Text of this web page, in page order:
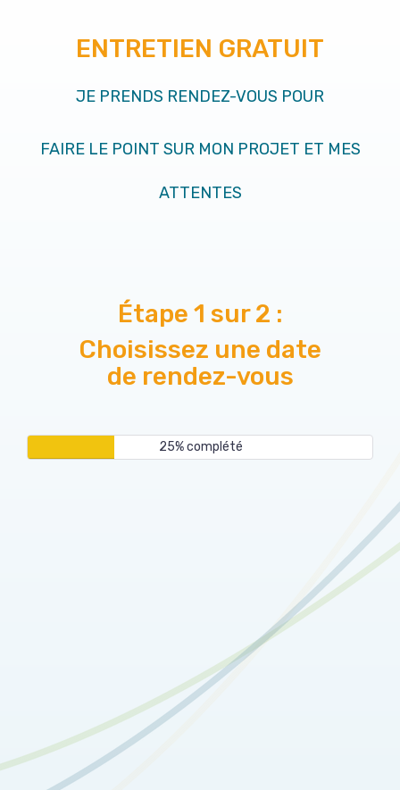
ENTRETIEN GRATUIT
JE PRENDS RENDEZ-VOUS POUR
FAIRE LE POINT SUR MON PROJET ET MES
ATTENTES
Étape 1 sur 2 :
Choisissez une date
de rendez-vous
25% complété